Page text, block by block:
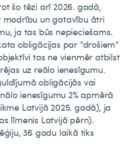
šo tēzi arī 2026. gadā,
modrību un gatavību ātri
ja tas būs nepieciešams.
obligācijas par “drošiem”
tas ne vienmēr atbilst
uz reālo ienesīgumu.
obligācijās vai
ienesīgumu 2% apmērā
Latvijā 2025. gadā), ja
līmenis Latvijā pērn).
36 gadu laikā tiks